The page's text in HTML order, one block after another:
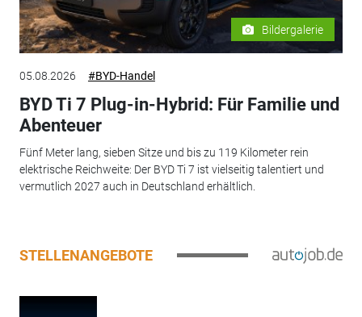
Bildergalerie
05.08.2026 #BYD-Handel
BYD Ti 7 Plug-in-Hybrid: Für Familie und
Abenteuer
Fünf Meter lang, sieben Sitze und bis zu 119 Kilometer rein
elektrische Reichweite: Der BYD Ti 7 ist vielseitig talentiert und
vermutlich 2027 auch in Deutschland erhältlich.
STELLENANGEBOTE